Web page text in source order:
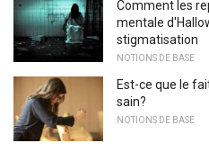
Comment les
mentale
stigmatisation
NOTIONS DE BASE
Est-ce que le
sain?
NOTIONS DE BASE